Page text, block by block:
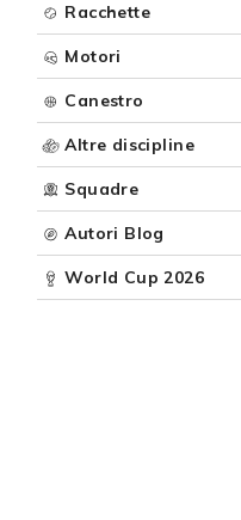
Racchette
Motori
Canestro
Altre discipline
Squadre
Autori Blog
World Cup 2026